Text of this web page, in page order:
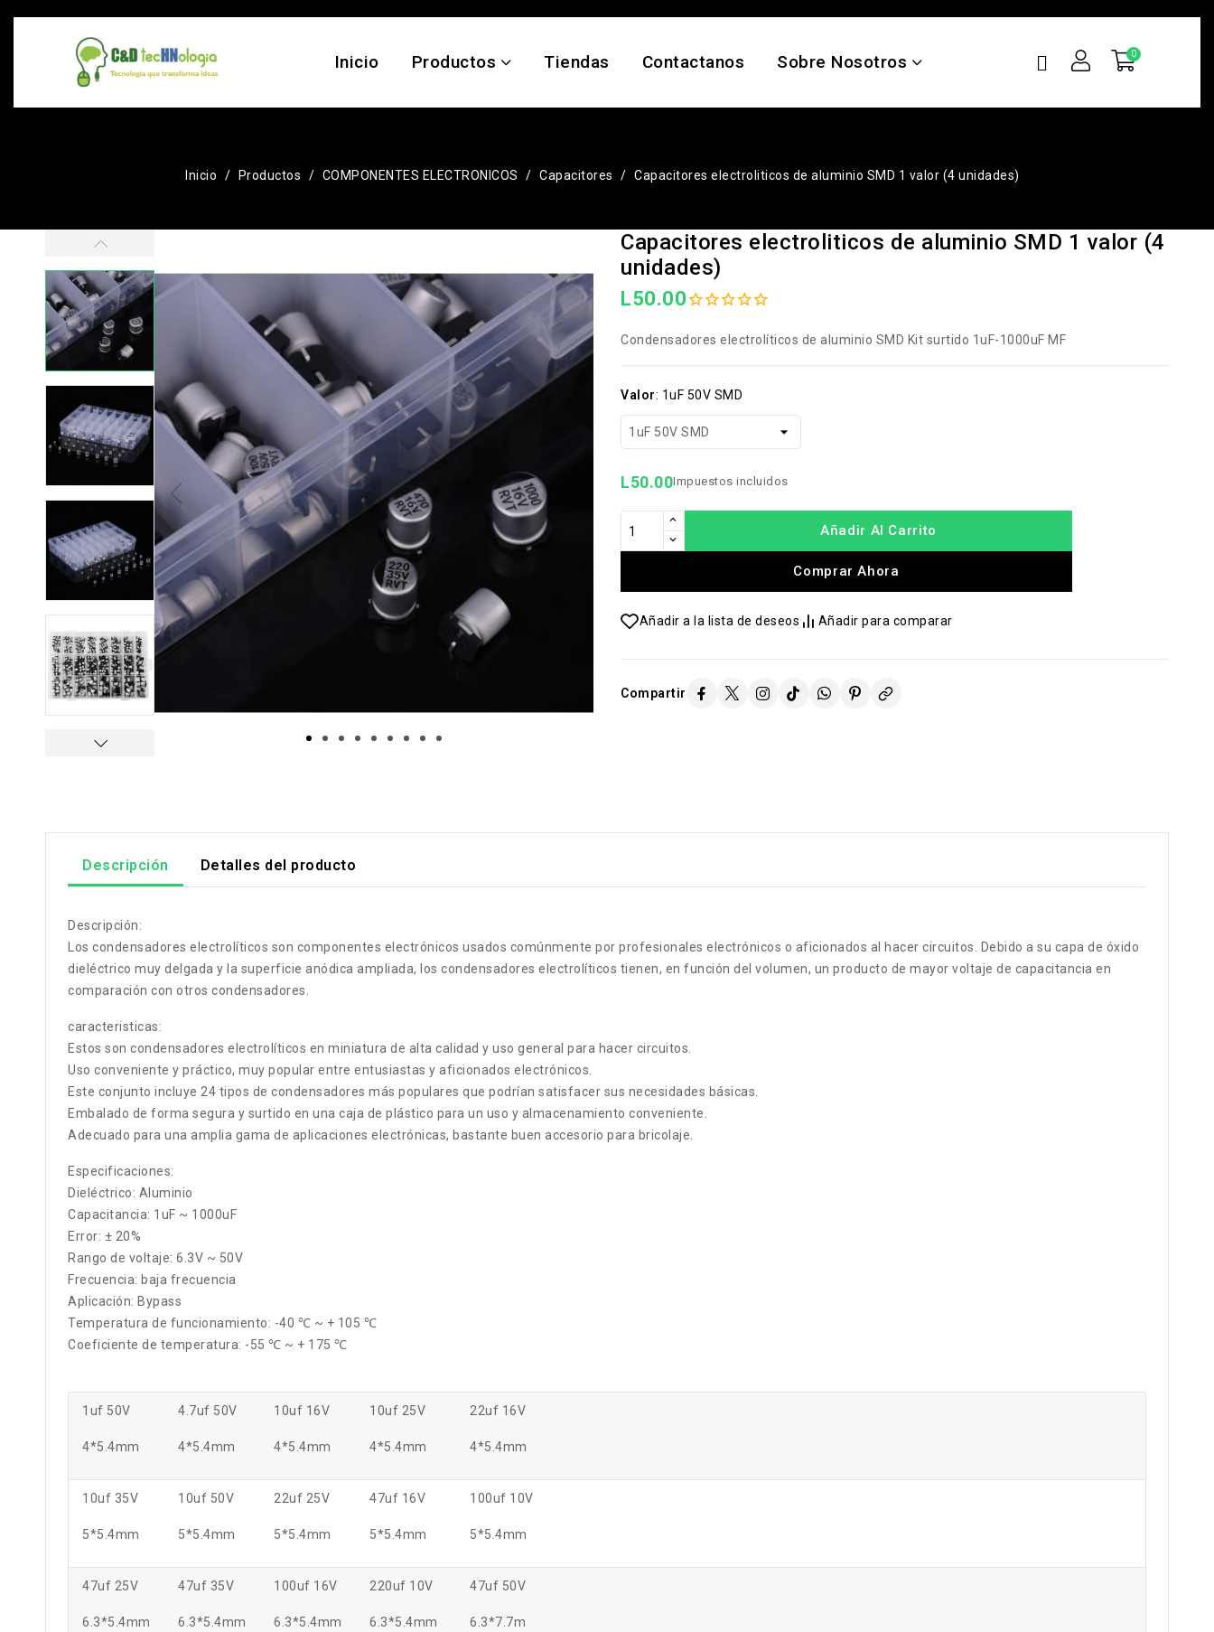
Inicio Productos Tiendas Contactanos Sobre Nosotros
Inicio Productos COMPONENTES ELECTRONICOS Capacitores Capacitores electroliticos de aluminio SMD 1 valor (4 unidades)
Capacitores electroliticos de aluminio SMD 1 valor (4
unidades)
L50.00
Condensadores electrolíticos de aluminio SMD Kit surtido 1uF-1000uF MF
Valor: 1uF 50V SMD
L50.00Impuestos incluidos
Añadir Al Carrito
Comprar Ahora
Añadir a la lista de deseos Añadir para comparar
Compartir
Descripción Detalles del producto
Descripción:
Los condensadores electrolíticos son componentes electrónicos usados ​​comúnmente por profesionales electrónicos o aficionados al hacer circuitos. Debido a su capa de óxido
dieléctrico muy delgada y la superficie anódica ampliada, los condensadores electrolíticos tienen, en función del volumen, un producto de mayor voltaje de capacitancia en
comparación con otros condensadores.
caracteristicas:
Estos son condensadores electrolíticos en miniatura de alta calidad y uso general para hacer circuitos.
Uso conveniente y práctico, muy popular entre entusiastas y aficionados electrónicos.
Este conjunto incluye 24 tipos de condensadores más populares que podrían satisfacer sus necesidades básicas.
Embalado de forma segura y surtido en una caja de plástico para un uso y almacenamiento conveniente.
Adecuado para una amplia gama de aplicaciones electrónicas, bastante buen accesorio para bricolaje.
Especificaciones:
Dieléctrico: Aluminio
Capacitancia: 1uF ~ 1000uF
Error: ± 20%
Rango de voltaje: 6.3V ~ 50V
Frecuencia: baja frecuencia
Aplicación: Bypass
Temperatura de funcionamiento: -40 ℃ ~ + 105 ℃
Coeficiente de temperatura: -55 ℃ ~ + 175 ℃
1uf 50V
4*5.4mm
4.7uf 50V
4*5.4mm
10uf 16V
4*5.4mm
10uf 25V
4*5.4mm
22uf 16V
4*5.4mm
10uf 35V
5*5.4mm
10uf 50V
5*5.4mm
22uf 25V
5*5.4mm
47uf 16V
5*5.4mm
100uf 10V
5*5.4mm
47uf 25V
6.3*5.4mm
47uf 35V
6.3*5.4mm
100uf 16V
6.3*5.4mm
220uf 10V
6.3*5.4mm
47uf 50V
6.3*7.7m